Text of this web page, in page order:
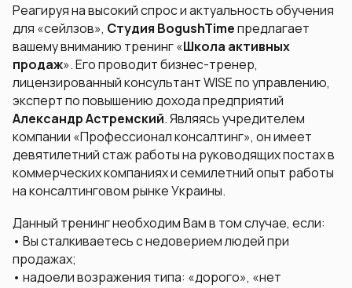
Реагируя на высокий спрос и актуальность обучения
для «сейлзов», Студия BogushTimeпредлагает
вашему вниманию тренинг «Школа активных
продаж». Его проводит бизнес-тренер,
лицензированный консультант WISE по управлению,
эксперт по повышению дохода предприятий
Александр Астремский. Являясь учредителем
компании «Профессионал консалтинг», он имеет
девятилетний стаж работы на руководящих постах в
коммерческих компаниях и семилетний опыт работы
на консалтинговом рынке Украины.
Данный тренинг необходим Вам в том случае, если:
• Вы сталкиваетесь с недоверием людей при
продажах;
• надоели возражения типа: «дорого», «нет